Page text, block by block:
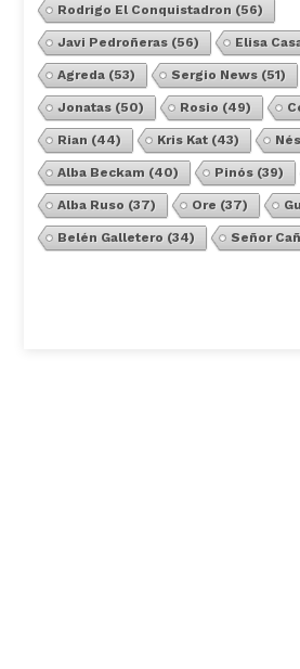
Rodrigo El Conquistadron (56)
Javi Pedroñeras(56) Elisa
Agreda(53) Sergio News(51)
Jonatas(50) Rosio (49)
Rian (44) Kris Kat(43)
Alba Beckam (40) Pinós(39)
Alba Ruso (37) Ore (37)
Belén Galletero (34) Señor